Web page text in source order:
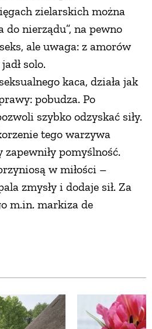
zielarskich można
do nierządu”, na pewno
ale uwaga: z amorów
solo.
kaca, działa jak
pobudza. Po
szybko odzyskać siły.
tego warzywa
pomyślność.
w miłości –
zmysły i dodaje sił. Za
m.in. markiza de